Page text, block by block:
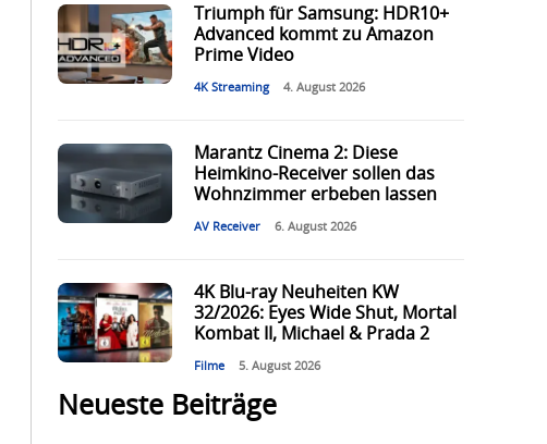
Triumph für Samsung: HDR10+
Advanced kommt zu Amazon
Prime Video
4K Streaming 4. August 2026
Marantz Cinema 2: Diese
Heimkino-Receiver sollen das
Wohnzimmer erbeben lassen
AV Receiver 6. August 2026
4K Blu-ray Neuheiten KW
32/2026: Eyes Wide Shut, Mortal
Kombat II, Michael & Prada 2
Filme 5. August 2026
Neueste Beiträge